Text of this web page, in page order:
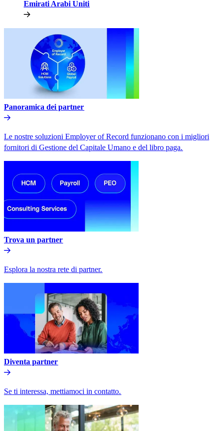
Emirati Arabi Uniti​​
Panoramica dei partner​​
Le nostre soluzioni Employer of Record funzionano con i migliori
fornitori di Gestione del Capitale Umano e del libro paga.​​
Trova un partner​​
Esplora la nostra rete di partner.​​
Diventa partner​​
Se ti interessa, mettiamoci in contatto.​​